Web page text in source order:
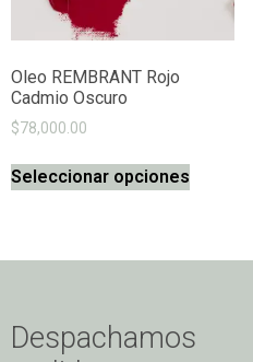
Oleo REMBRANT Rojo
Cadmio Oscuro
$78,000.00
Seleccionar opciones
Despachamos